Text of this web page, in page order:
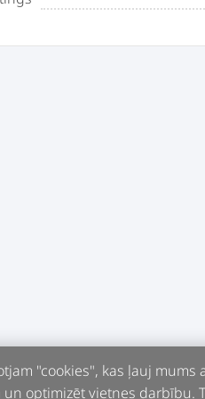
"cookies", kas ļauj
un optimizēt vietnes darbību.